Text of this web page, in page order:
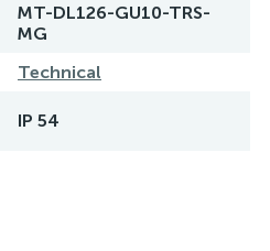
MT-DL126-GU10-TRS-
MG
Technical
IP 54